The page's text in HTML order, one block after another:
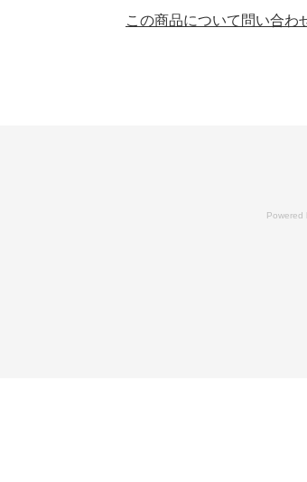
この商品について問い合わ